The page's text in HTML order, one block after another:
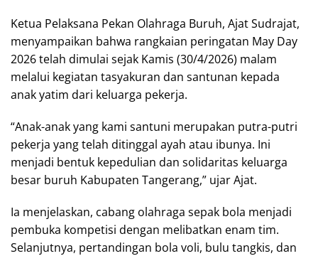
Ketua Pelaksana Pekan Olahraga Buruh, Ajat Sudrajat,
menyampaikan bahwa rangkaian peringatan May Day
2026 telah dimulai sejak Kamis (30/4/2026) malam
melalui kegiatan tasyakuran dan santunan kepada
anak yatim dari keluarga pekerja.
“Anak-anak yang kami santuni merupakan putra-putri
pekerja yang telah ditinggal ayah atau ibunya. Ini
menjadi bentuk kepedulian dan solidaritas keluarga
besar buruh Kabupaten Tangerang,” ujar Ajat.
Ia menjelaskan, cabang olahraga sepak bola menjadi
pembuka kompetisi dengan melibatkan enam tim.
Selanjutnya, pertandingan bola voli, bulu tangkis, dan